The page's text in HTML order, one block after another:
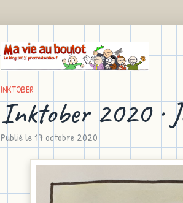
INKTOBER
Inktober 2020 ·
Publié le17 octobre 2020